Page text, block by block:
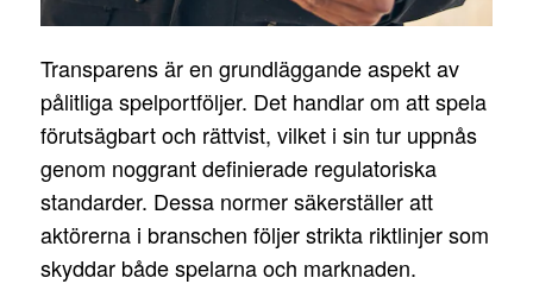
Transparens är en grundläggande aspekt av
pålitliga spelportföljer. Det handlar om att spela
förutsägbart och rättvist, vilket i sin tur uppnås
genom noggrant definierade regulatoriska
standarder. Dessa normer säkerställer att
aktörerna i branschen följer strikta riktlinjer som
skyddar både spelarna och marknaden.